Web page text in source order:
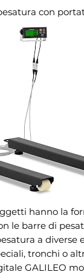
con
hanno la
le barre di
a diverse
tronchi o
GALILEO